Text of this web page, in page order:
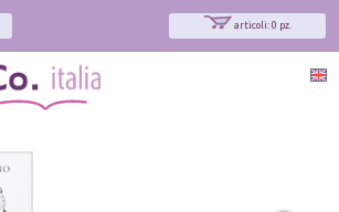
articoli: 0 pz.